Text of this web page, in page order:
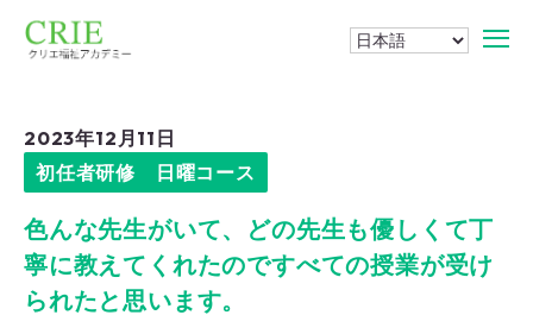
2023年12月11日
初任者研修 日曜コース
色んな先生がいて、どの先生も優しくて丁
寧に教えてくれたのですべての授業が受け
られたと思います。